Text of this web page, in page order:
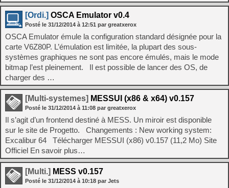
[Ordi.] OSCA Emulator v0.4
Posté le 31/12/2014 à 12:51 par greatxerox
OSCA Emulator émule la configuration standard désignée pour la
carte V6Z80P. L’émulation est limitée, la plupart des sous-
systèmes graphiques ne sont pas encore émulés, mais le mode
bitmap l’est pleinement. Il est possible de lancer des OS, de
charger des …
[Multi-systemes] MESSUI (x86 & x64) v0.157
Posté le 31/12/2014 à 11:08 par greatxerox
Il s’agit d’un frontend destiné à MESS. Un miroir est disponible
sur le site de Progetto. Changements : New working system:
Excalibur 64 Télécharger MESSUI (x86) v0.157 (11,2 Mo) Site
Officiel En savoir plus…
[Multi.] MESS v0.157
Posté le 31/12/2014 à 10:18 par Jets